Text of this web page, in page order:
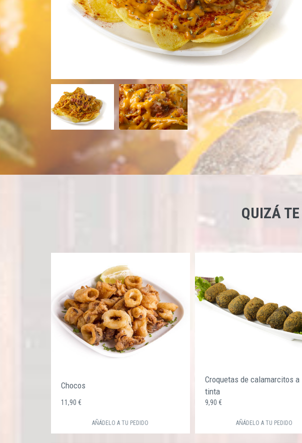
QUIZÁ
Chocos
11,90 €
AÑÁDELO A TU PEDIDO
Croquetas de calamarcitos a
tinta
9,90 €
AÑÁDELO A TU PEDIDO